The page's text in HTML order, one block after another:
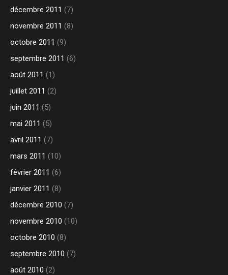
décembre 2011 (7)
novembre 2011 (8)
octobre 2011 (9)
septembre 2011 (6)
août 2011 (1)
juillet 2011 (2)
juin 2011 (5)
mai 2011 (5)
avril 2011 (7)
mars 2011 (10)
février 2011 (6)
janvier 2011 (8)
décembre 2010 (7)
novembre 2010 (10)
octobre 2010 (8)
septembre 2010 (7)
août 2010 (2)